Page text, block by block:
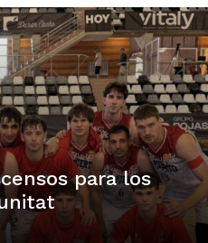
para los